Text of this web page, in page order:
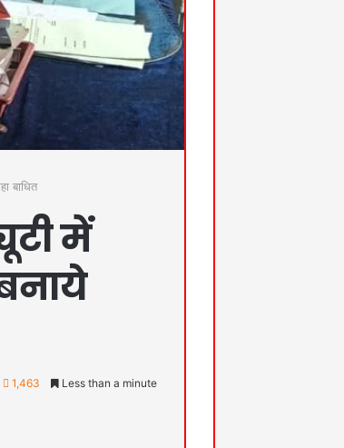
बाधित
में
1,463 Less than a minute